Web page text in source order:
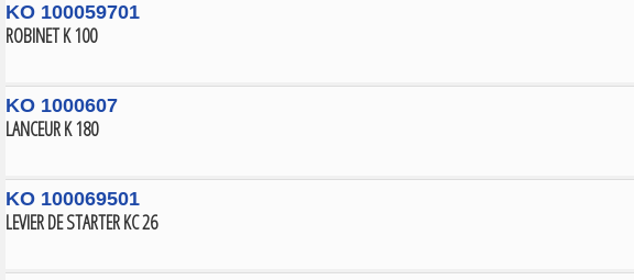
KO 100059701
ROBINET K 100
KO 1000607
LANCEUR K 180
KO 100069501
LEVIER DE STARTER KC 26